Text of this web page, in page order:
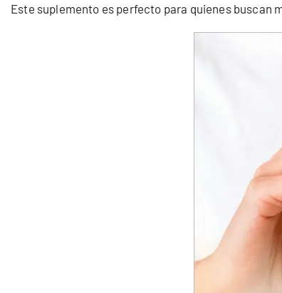
Este suplemento es perfecto para quienes buscan